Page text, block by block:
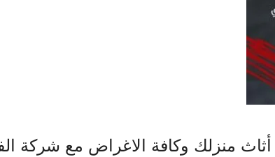
منزلك وكافة الاغراض مع شركة